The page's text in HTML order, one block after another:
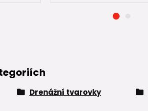
Drenážní tvarovky